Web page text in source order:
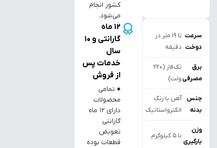
سرعت
دوخت
تا 19 متر در
دقیقه
برق
مصرفی
تک‌فاز (220
ولت)
جنس
بدنه
آهن با رنگ
الکترواستاتیک
وزن
بارگیری
تا 5 کیلوگرم
کشور انجام
می‌شود.
12 ماه
گارانتی و 10
سال
خدمات پس
از فروش
● تمامی
محصولات
دارای ۱۲ ماه
گارانتی
تعویض
قطعات بوده